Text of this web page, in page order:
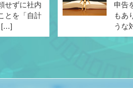
せずに社内
とを「自計
[…]
申告
もあ
うな